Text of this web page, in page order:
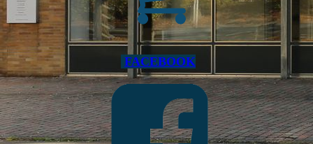
FACEBOOK